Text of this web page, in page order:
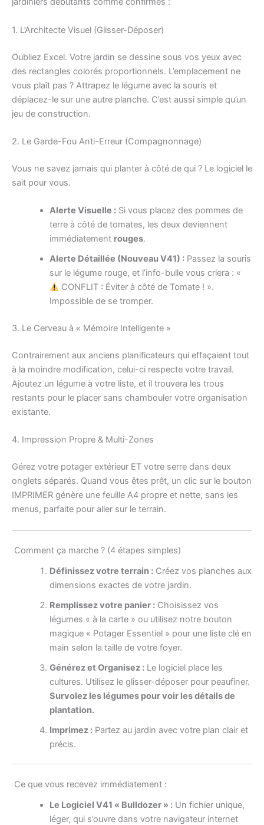
1. L’Architecte Visuel (Glisser-Déposer)
Oubliez Excel. Votre jardin se dessine sous vos yeux avec
des rectangles colorés proportionnels. L’emplacement ne
vous plaît pas ? Attrapez le légume avec la souris et
déplacez-le sur une autre planche. C’est aussi simple qu’un
jeu de construction.
2. Le Garde-Fou Anti-Erreur (Compagnonnage)
Vous ne savez jamais qui planter à côté de qui ? Le logiciel le
sait pour vous.
Alerte Visuelle :Si vous placez des pommes de
terre à côté de tomates, les deux deviennent
immédiatement rouges.
Alerte Détaillée (Nouveau V41) :Passez la souris
sur le légume rouge, et l’info-bulle vous criera : «
CONFLIT : Éviter à côté de Tomate ! ».
Impossible de se tromper.
3. Le Cerveau à « Mémoire Intelligente »
Contrairement aux anciens planificateurs qui effaçaient tout
à la moindre modification, celui-ci respecte votre travail.
Ajoutez un légume à votre liste, et il trouvera les trous
restants pour le placer sans chambouler votre organisation
existante.
4. Impression Propre & Multi-Zones
Gérez votre potager extérieur ET votre serre dans deux
onglets séparés. Quand vous êtes prêt, un clic sur le bouton
IMPRIMER génère une feuille A4 propre et nette, sans les
menus, parfaite pour aller sur le terrain.
Comment ça marche ? (4 étapes simples)
Définissez votre terrain :Créez vos planches aux
dimensions exactes de votre jardin.
Remplissez votre panier :Choisissez vos
légumes « à la carte » ou utilisez notre bouton
magique « Potager Essentiel » pour une liste clé en
main selon la taille de votre foyer.
Générez et Organisez :Le logiciel place les
cultures. Utilisez le glisser-déposer pour peaufiner.
Survolez les légumes pour voir les détails de
plantation.
Imprimez :Partez au jardin avec votre plan clair et
précis.
Ce que vous recevez immédiatement :
Le Logiciel V41 « Bulldozer » :Un fichier unique,
léger, qui s’ouvre dans votre navigateur internet